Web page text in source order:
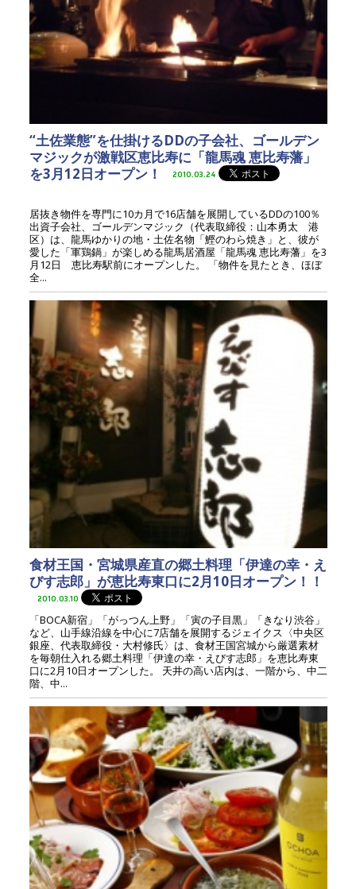
“土佐業態”を仕掛けるDDの子会社、ゴールデン
マジックが激戦区恵比寿に「龍馬魂 恵比寿藩」
を3月12日オープン！
2010.03.24
居抜き物件を専門に10カ月で16店舗を展開しているDDの100％
出資子会社、ゴールデンマジック（代表取締役：山本勇太 港
区）は、龍馬ゆかりの地・土佐名物「鰹のわら焼き」と、彼が
愛した「軍鶏鍋」が楽しめる龍馬居酒屋「龍馬魂 恵比寿藩」を3
月12日 恵比寿駅前にオープンした。 「物件を見たとき、ほぼ
全...
食材王国・宮城県産直の郷土料理「伊達の幸・え
びす志郎」が恵比寿東口に2月10日オープン！！
2010.03.10
「BOCA新宿」「がっつん上野」「寅の子目黒」「きなり渋谷」
など、山手線沿線を中心に7店舗を展開するジェイクス〈中央区
銀座、代表取締役・大村修氏〉は、食材王国宮城から厳選素材
を毎朝仕入れる郷土料理「伊達の幸・えびす志郎」を恵比寿東
口に2月10日オープンした。 天井の高い店内は、一階から、中二
階、中...